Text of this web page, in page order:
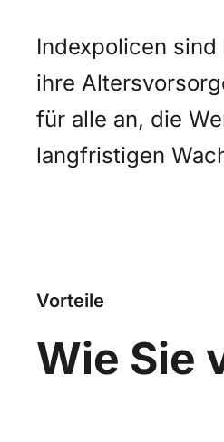
Indexpolicen
ihre
für alle an, die
langfristigen
Vorteile
Wie Sie